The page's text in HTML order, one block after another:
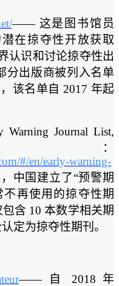
—— 这是图书馆员
潜在掠夺性开放获取
认识和讨论掠夺性出
分出版商被列入名单
该名单自 2017 年起
Warning Journal List,
：
#/en/early-warning-
中国建立了“预警期
再使用的掠夺性期
含 10 本数学相关期
定为掠夺性期刊。
—— 自 2018 年